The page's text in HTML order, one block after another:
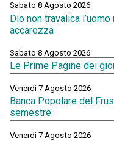
Sabato 8 Agosto 2026
Dio non travalica
accarezza
Sabato 8 Agosto 2026
Le Prime Pagine dei
Venerdì 7 Agosto 2026
Banca Popolare del
semestre
Venerdì 7 Agosto 2026